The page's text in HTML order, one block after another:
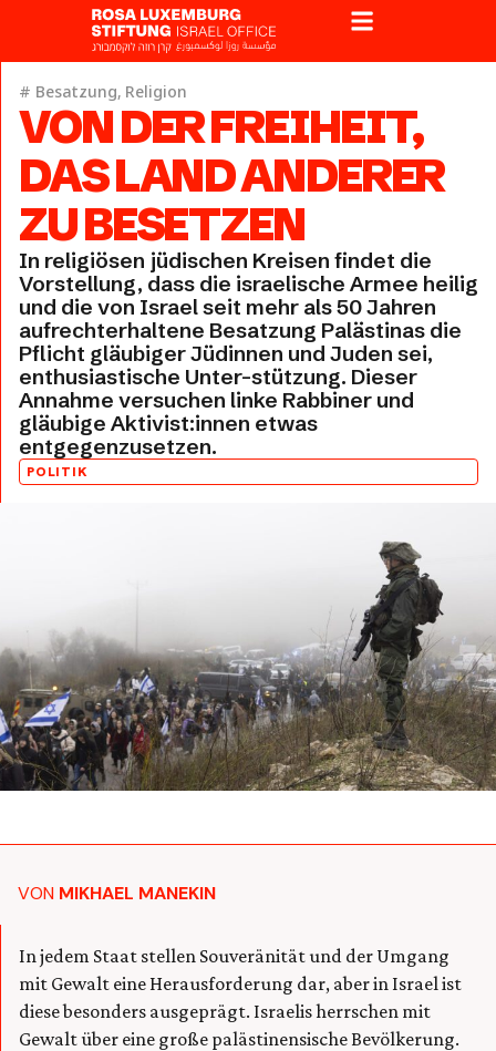
# Besatzung, Religion
VON DER FREIHEIT,
DAS LAND ANDERER
ZU BESETZEN
In religiösen jüdischen Kreisen findet die
Vorstellung, dass die israelische Armee heilig
und die von Israel seit mehr als 50 Jahren
aufrechterhaltene Besatzung Palästinas die
Pflicht gläubiger Jüdinnen und Juden sei,
enthusiastische Unter-stützung. Dieser
Annahme versuchen linke Rabbiner und
gläubige Aktivist:innen etwas
entgegenzusetzen.
POLITIK
VON MIKHAEL MANEKIN
In jedem Staat stellen Souveränität und der Umgang
mit Gewalt eine Herausforderung dar, aber in Israel ist
diese besonders ausgeprägt. Israelis herrschen mit
Gewalt über eine große palästinensische Bevölkerung.